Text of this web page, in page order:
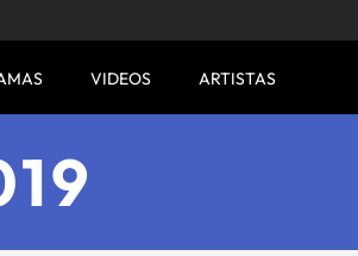
VIDEOS ARTISTAS